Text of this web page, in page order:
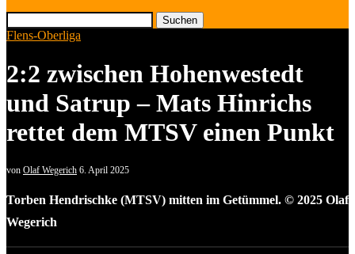
Suchen
Flens-Oberliga
2:2 zwischen Hohenwestedt
und Satrup – Mats Hinrichs
rettet dem MTSV einen Punkt
von Olaf Wegerich 6. April 2025
Torben Hendrischke (MTSV) mitten im Getümmel. © 2025 Olaf
Wegerich